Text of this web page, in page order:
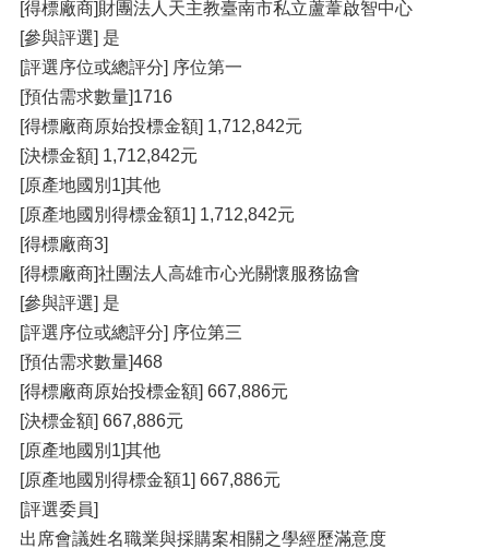
[得標廠商]財團法人天主教臺南市私立蘆葦啟智中心
[參與評選] 是
[評選序位或總評分] 序位第一
[預估需求數量]1716
[得標廠商原始投標金額] 1,712,842元
[決標金額] 1,712,842元
[原產地國別1]其他
[原產地國別得標金額1] 1,712,842元
[得標廠商3]
[得標廠商]社團法人高雄市心光關懷服務協會
[參與評選] 是
[評選序位或總評分] 序位第三
[預估需求數量]468
[得標廠商原始投標金額] 667,886元
[決標金額] 667,886元
[原產地國別1]其他
[原產地國別得標金額1] 667,886元
[評選委員]
出席會議姓名職業與採購案相關之學經歷滿意度